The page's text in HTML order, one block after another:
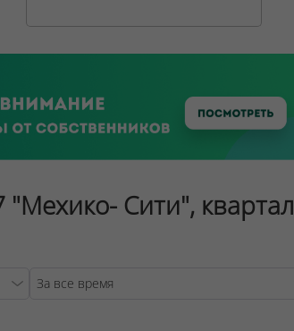
"Мехико- Сити", квартал